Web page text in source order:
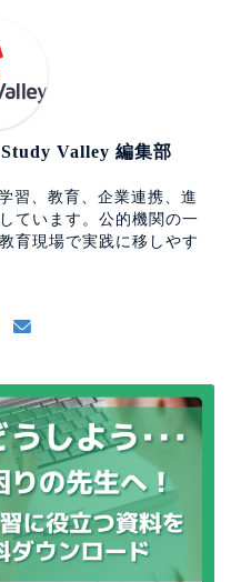
Valley 編集部
習、教育、企業連携、進
ています。公的機関の一
育現場で実践に移しやす